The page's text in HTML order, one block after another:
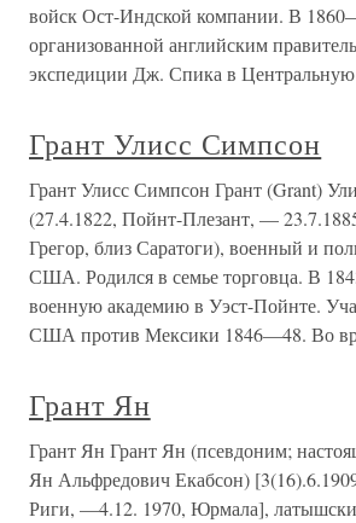
войск Ост-Индской компании. В
организованной английским
экспедиции Дж. Спика в Центральную
Грант Улисс Симпсон
Грант Улисс Симпсон Грант (Grant)
(27.4.1822, Пойнт-Плезант, —
Грегор, близ Саратоги), военный и
США. Родился в семье торговца. В
военную академию в Уэст-Пойнте.
США против Мексики 1846—48. Во
Грант Ян
Грант Ян Грант Ян (псевдоним;
Ян Альфредович Екабсон)
Риги, —4.12. 1970, Юрмала],